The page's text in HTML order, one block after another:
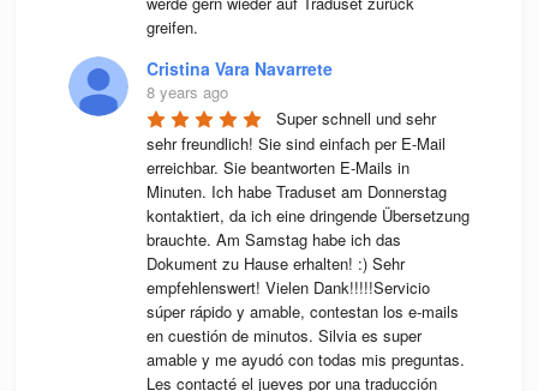
greifen.
Cristina Vara Navarrete
8 years ago
Super schnell und sehr
sehr freundlich! Sie sind einfach per E-Mail
erreichbar. Sie beantworten E-Mails in
Minuten. Ich habe Traduset am Donnerstag
kontaktiert, da ich eine dringende Übersetzung
brauchte. Am Samstag habe ich das
Dokument zu Hause erhalten! :) Sehr
empfehlenswert! Vielen Dank!!!!!Servicio
súper rápido y amable, contestan los e-mails
en cuestión de minutos. Silvia es super
amable y me ayudó con todas mis preguntas.
Les contacté el jueves por una traducción